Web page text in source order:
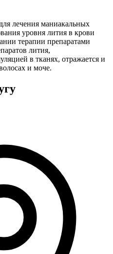
лечения маниакальных
уровня лития в крови
терапии препаратами
лития,
в тканях, отражается и
и моче.